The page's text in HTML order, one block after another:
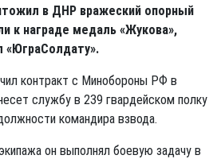
в ДНР вражеский опорный
к награде медаль «Жукова»,
«ЮграСолдату».
контракт с Минобороны РФ в
службу в 239 гвардейском полку
командира взвода.
он выполнял боевую задачу в